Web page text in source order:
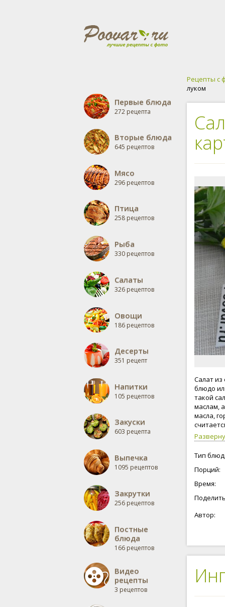
Первые блюда
272 рецепта
Вторые блюда
645 рецептов
Мясо
296 рецептов
Птица
258 рецептов
Рыба
330 рецептов
Салаты
326 рецептов
Овощи
186 рецептов
Десерты
351 рецепт
Напитки
105 рецептов
Закуски
603 рецепта
Выпечка
1095 рецептов
Закрутки
256 рецептов
Постные
блюда
166 рецептов
Видео
рецепты
3 рецептов
Рецепты с
луком
Салат из
блюдо
такой
маслам,
масла,
вместо
салаты.
Тип
Порций:
Время:
Автор: